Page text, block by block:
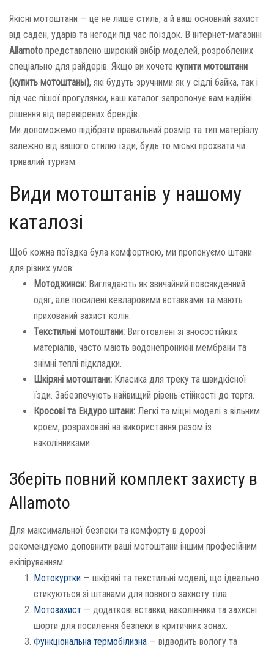
Якісні мотоштани — це не лише стиль, а й ваш основний захист
від саден, ударів та негоди під час поїздок. В інтернет-магазині
Allamoto представлено широкий вибір моделей, розроблених
спеціально для райдерів. Якщо ви хочете купити мотоштани
(купить мотоштаны), які будуть зручними як у сідлі байка, так і
під час пішої прогулянки, наш каталог запропонує вам надійні
рішення від перевірених брендів.
Ми допоможемо підібрати правильний розмір та тип матеріалу
залежно від вашого стилю їзди, будь то міські прохвати чи
тривалий туризм.
Види мотоштанів у нашому
каталозі
Щоб кожна поїздка була комфортною, ми пропонуємо штани
для різних умов:
Мотоджинси: Виглядають як звичайний повсякденний
одяг, але посилені кевларовими вставками та мають
прихований захист колін.
Текстильні мотоштани: Виготовлені зі зносостійких
матеріалів, часто мають водонепроникні мембрани та
знімні теплі підкладки.
Шкіряні мотоштани: Класика для треку та швидкісної
їзди. Забезпечують найвищий рівень стійкості до тертя.
Кросові та Ендуро штани: Легкі та міцні моделі з вільним
кроєм, розраховані на використання разом із
наколінниками.
Зберіть повний комплект захисту в
Allamoto
Для максимальної безпеки та комфорту в дорозі
рекомендуємо доповнити ваші мотоштани іншим професійним
екіпіруванням:
Мотокуртки — шкіряні та текстильні моделі, що ідеально
стикуються зі штанами для повного захисту тіла.
Мотозахист — додаткові вставки, наколінники та захисні
шорти для посилення безпеки в критичних зонах.
Функціональна термобілизна — відводить вологу та